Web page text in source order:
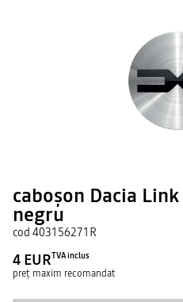
caboşon Dacia
negru
cod 403156271R
4 EURTVA inclus
preț maxim recomandat